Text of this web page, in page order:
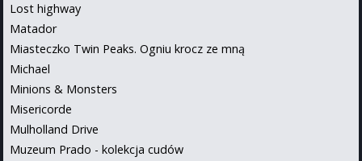
Lost highway
Matador
Miasteczko Twin Peaks. Ogniu krocz ze mną
Michael
Minions & Monsters
Misericorde
Mulholland Drive
Muzeum Prado - kolekcja cudów